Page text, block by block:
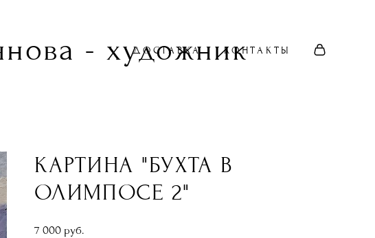
- художник
ДОСТАВКА КОНТАКТЫ
КАРТИНА "БУХТА В
ОЛИМПОСЕ 2"
7 000 pуб.